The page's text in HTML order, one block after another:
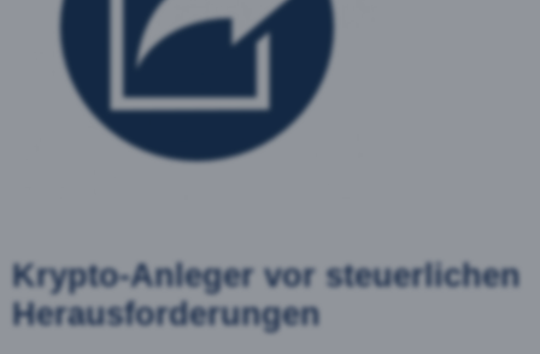
Krypto-Anleger vor steuerlichen
Herausforderungen